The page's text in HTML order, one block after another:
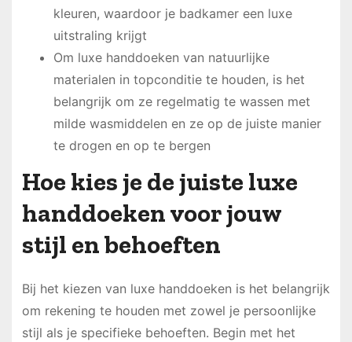
kleuren, waardoor je badkamer een luxe
uitstraling krijgt
Om luxe handdoeken van natuurlijke
materialen in topconditie te houden, is het
belangrijk om ze regelmatig te wassen met
milde wasmiddelen en ze op de juiste manier
te drogen en op te bergen
Hoe kies je de juiste luxe
handdoeken voor jouw
stijl en behoeften
Bij het kiezen van luxe handdoeken is het belangrijk
om rekening te houden met zowel je persoonlijke
stijl als je specifieke behoeften. Begin met het